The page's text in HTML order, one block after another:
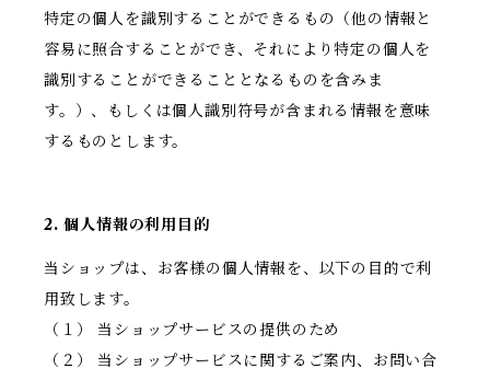
特定の個人を識別することができるもの（他の情報と
容易に照合することができ、それにより特定の個人を
識別することができることとなるものを含みま
す。）、もしくは個人識別符号が含まれる情報を意味
するものとします。
2. 個人情報の利用目的
当ショップは、お客様の個人情報を、以下の目的で利
用致します。
（１） 当ショップサービスの提供のため
（２） 当ショップサービスに関するご案内、お問い合